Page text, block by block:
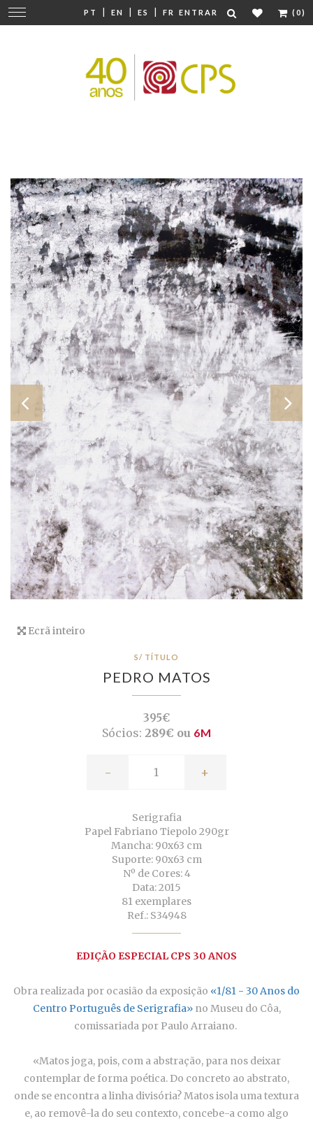
PT | EN | ES | FR ENTRAR (0)
Mudar
navegação
Ecrã inteiro
S/ TÍTULO
PEDRO MATOS
395€
Sócios: 289€ ou 6M
- +
Serigrafia
Papel Fabriano Tiepolo 290gr
Mancha: 90x63 cm
Suporte: 90x63 cm
Nº de Cores: 4
Data: 2015
81 exemplares
Ref.: S34948
EDIÇÃO ESPECIAL CPS 30 ANOS
Obra realizada por ocasião da exposição «1/81 - 30 Anos do
Centro Português de Serigrafia»no Museu do Côa,
comissariada por Paulo Arraiano.
«Matos joga, pois, com a abstração, para nos deixar
contemplar de forma poética. Do concreto ao abstrato,
onde se encontra a linha divisória? Matos isola uma textura
e, ao removê-la do seu contexto, concebe-a como algo